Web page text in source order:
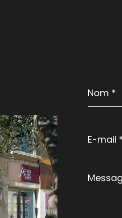
*
mail
*
Message
*